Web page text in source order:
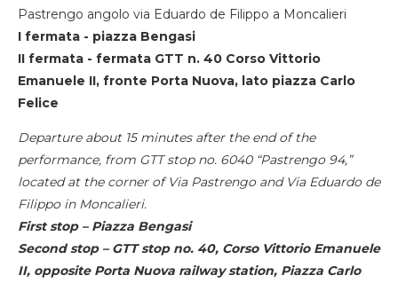
Pastrengo angolo via Eduardo de Filippo a Moncalieri
I fermata - piazza Bengasi
II fermata - fermata GTT n. 40 Corso Vittorio
Emanuele II, fronte Porta Nuova, lato piazza Carlo
Felice
Departure about 15 minutes after the end of the
performance, from GTT stop no. 6040 “Pastrengo 94,”
located at the corner of Via Pastrengo and Via Eduardo de
Filippo in Moncalieri.
First stop – Piazza Bengasi
Second stop – GTT stop no. 40, Corso Vittorio Emanuele
II, opposite Porta Nuova railway station, Piazza Carlo